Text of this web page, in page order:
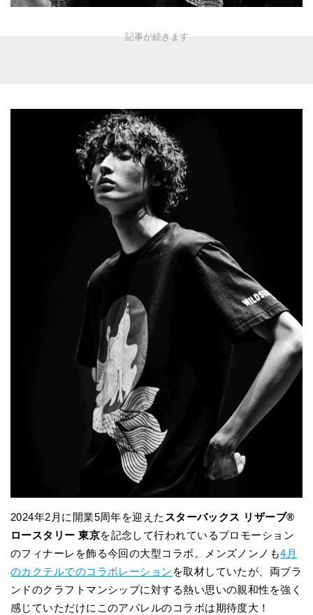
2024年2月に開業5周年を迎えた スターバックス リザーブ®
ロースタリー 東京を記念して行われているプロモーション
のフィナーレを飾る今回の大型コラボ。メンズノンノも4月
のカクテルでのコラボレーション を取材していたが、両ブラ
ンドのクラフトマンシップに対する熱い思いの親和性を強く
感じていただけにこのアパレルのコラボは期待度大！